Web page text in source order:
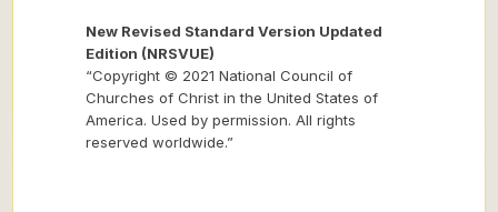
New Revised Standard Version Updated
Edition (NRSVUE)
“Copyright © 2021 National Council of
Churches of Christ in the United States of
America. Used by permission. All rights
reserved worldwide.”